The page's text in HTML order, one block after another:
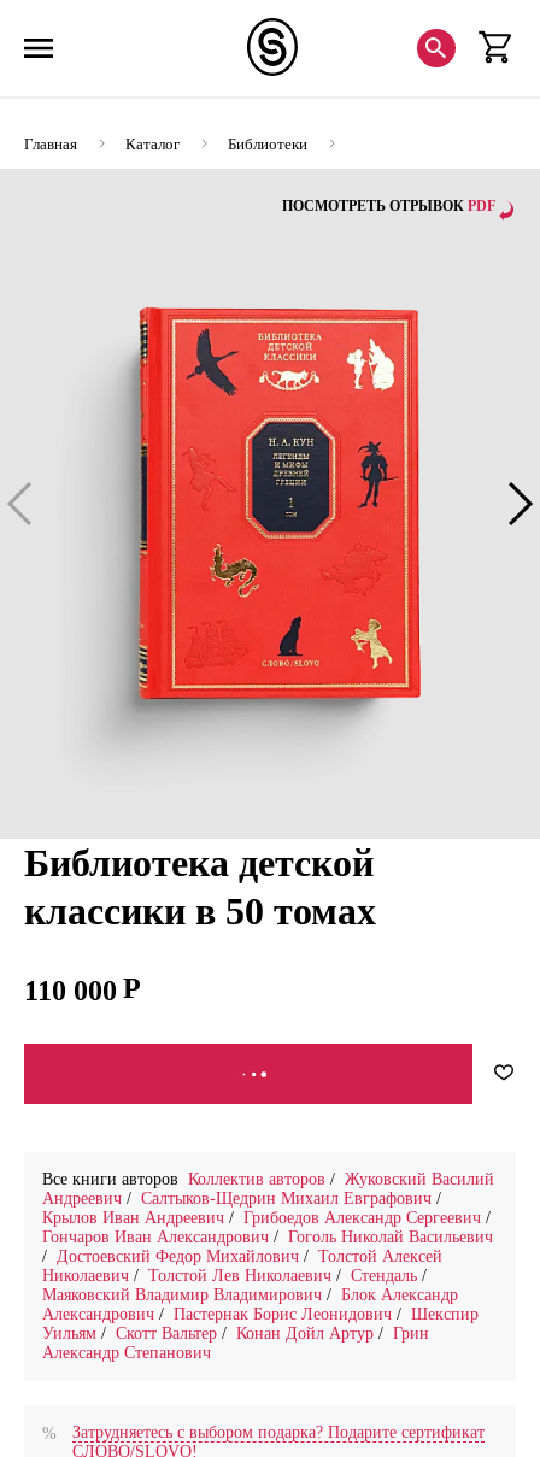
Главная Каталог
Библиотеки
Библиотека детской классики в 50 томах
ПОСМОТРЕТЬ ОТРЫВОК PDF
Библиотека детской
классики в 50 томах
110 000
В КОРЗИНУ
Все книги авторов Коллектив авторов / Жуковский Василий
Андреевич / Салтыков-Щедрин Михаил Евграфович /
Крылов Иван Андреевич / Грибоедов Александр Сергеевич /
Гончаров Иван Александрович / Гоголь Николай Васильевич
/ Достоевский Федор Михайлович / Толстой Алексей
Николаевич / Толстой Лев Николаевич / Стендаль /
Маяковский Владимир Владимирович / Блок Александр
Александрович / Пастернак Борис Леонидович / Шекспир
Уильям / Скотт Вальтер / Конан Дойл Артур / Грин
Александр Степанович
Затрудняетесь с выбором подарка? Подарите сертификат
СЛОВО/SLOVO!